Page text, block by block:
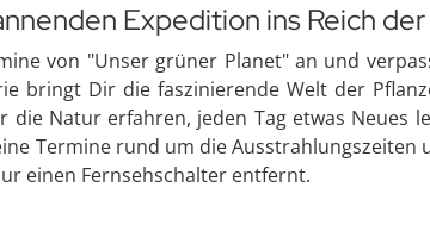
Expedition ins Reich
von "Unser grüner Planet" an und
bringt Dir die faszinierende Welt der
die Natur erfahren, jeden Tag etwas Neues
Termine rund um die
einen Fernsehschalter entfernt.